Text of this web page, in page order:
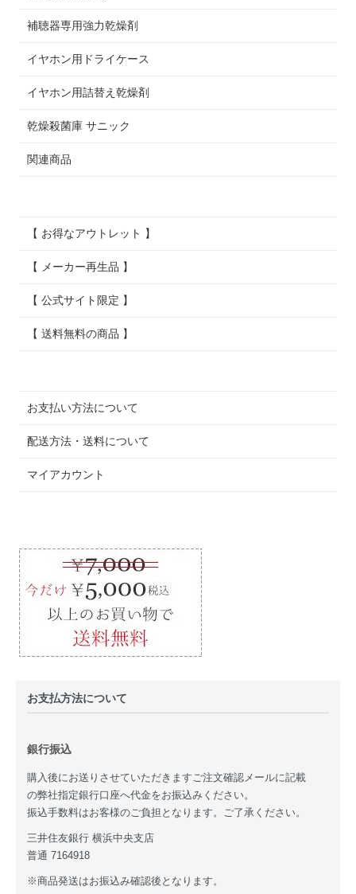
補聴器専用強力乾燥剤
イヤホン用ドライケース
イヤホン用詰替え乾燥剤
乾燥殺菌庫 サニック
関連商品
【 お得なアウトレット 】
【 メーカー再生品 】
【 公式サイト限定 】
【 送料無料の商品 】
お支払い方法について
配送方法・送料について
マイアカウント
お支払方法について
銀行振込
購入後にお送りさせていただきますご注文確認メールに記載
の弊社指定銀行口座へ代金をお振込みください。
振込手数料はお客様のご負担となります。ご了承ください。
三井住友銀行 横浜中央支店
普通 7164918
※商品発送はお振込み確認後となります。